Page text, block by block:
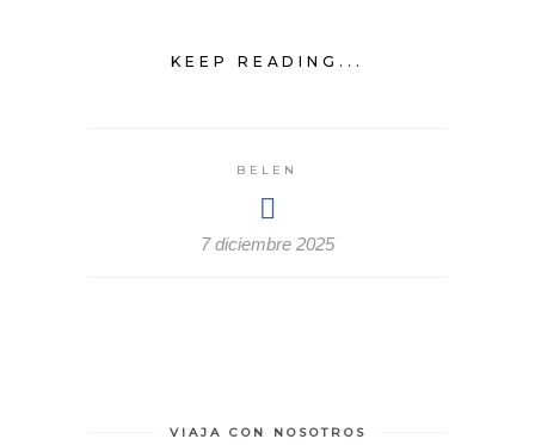
KEEP READING...
BELEN
7 diciembre 2025
VIAJA CON NOSOTROS